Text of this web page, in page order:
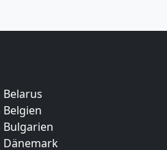
Bulgarien
Dänemark